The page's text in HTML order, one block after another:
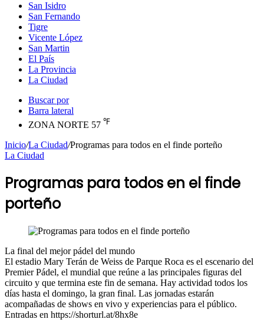
San Isidro
San Fernando
Tigre
Vicente López
San Martin
El País
La Provincia
La Ciudad
Buscar por
Barra lateral
ZONA NORTE 57 ℉
Inicio/La Ciudad/Programas para todos en el finde porteño
La Ciudad
Programas para todos en el finde
porteño
La final del mejor pádel del mundo
El estadio Mary Terán de Weiss de Parque Roca es el escenario del
Premier Pádel, el mundial que reúne a las principales figuras del
circuito y que termina este fin de semana. Hay actividad todos los
días hasta el domingo, la gran final. Las jornadas estarán
acompañadas de shows en vivo y experiencias para el público.
Entradas en https://shorturl.at/8hx8e